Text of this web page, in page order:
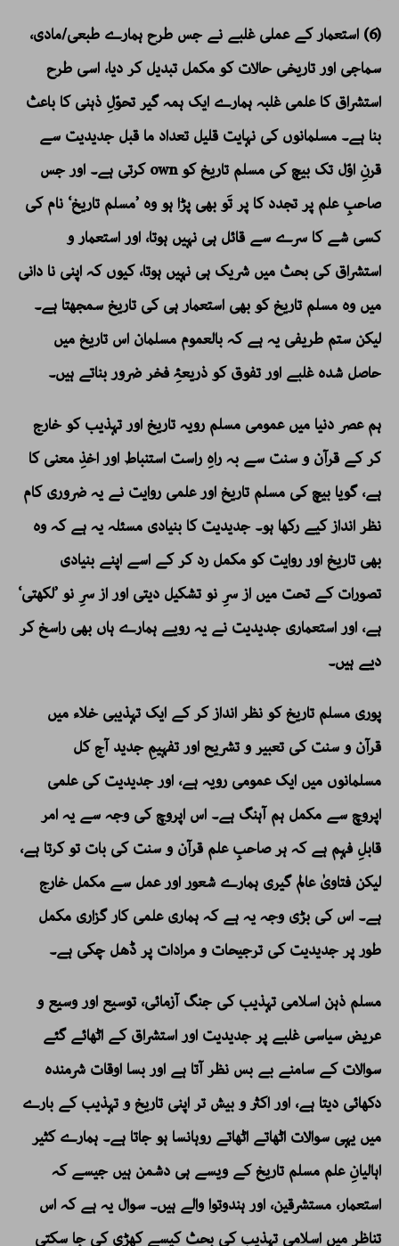
(6) استعمار کے عملی غلبے نے جس طرح ہمارے طبعی/مادی،
سماجی اور تاریخی حالات کو مکمل تبدیل کر دیا، اسی طرح
استشراق کا علمی غلبہ ہمارے ایک ہمہ گیر تحوّلِ ذہنی کا باعث
بنا ہے۔ مسلمانوں کی نہایت قلیل تعداد ما قبل جدیدیت سے
قرنِ اوّل تک بیچ کی مسلم تاریخ کو own کرتی ہے۔ اور جس
صاحبِ علم پر تجدد کا پر تَو بھی پڑا ہو وہ ’مسلم تاریخ‘ نام کی
کسی شے کا سرے سے قائل ہی نہیں ہوتا، اور استعمار و
استشراق کی بحث میں شریک ہی نہیں ہوتا، کیوں کہ اپنی نا دانی
میں وہ مسلم تاریخ کو بھی استعمار ہی کی تاریخ سمجھتا ہے۔
لیکن ستم طریفی یہ ہے کہ بالعموم مسلمان اس تاریخ میں
حاصل شدہ غلبے اور تفوق کو ذریعۂِ فخر ضرور بناتے ہیں۔
ہم عصر دنیا میں عمومی مسلم رویہ تاریخ اور تہذیب کو خارج
کر کے قرآن و سنت سے بہ راہِ راست استنباط اور اخذِ معنی کا
ہے، گویا بیچ کی مسلم تاریخ اور علمی روایت نے یہ ضروری کام
نظر انداز کیے رکھا ہو۔ جدیدیت کا بنیادی مسئلہ یہ ہے کہ وہ
بھی تاریخ اور روایت کو مکمل رد کر کے اسے اپنے بنیادی
تصورات کے تحت میں از سرِ نو تشکیل دیتی اور از سرِ نو ’لکھتی‘
ہے، اور استعماری جدیدیت نے یہ رویے ہمارے ہاں بھی راسخ کر
دیے ہیں۔
پوری مسلم تاریخ کو نظر انداز کر کے ایک تہذیبی خلاء میں
قرآن و سنت کی تعبیر و تشریح اور تفہیمِ جدید آج کل
مسلمانوں میں ایک عمومی رویہ ہے، اور جدیدیت کی علمی
اپروچ سے مکمل ہم آہنگ ہے۔ اس اپروچ کی وجہ سے یہ امر
قابلِ فہم ہے کہ ہر صاحبِ علم قرآن و سنت کی بات تو کرتا ہے،
لیکن فتاویٰ عالم گیری ہمارے شعور اور عمل سے مکمل خارج
ہے۔ اس کی بڑی وجہ یہ ہے کہ ہماری علمی کار گزاری مکمل
طور پر جدیدیت کی ترجیحات و مرادات پر ڈھل چکی ہے۔
مسلم ذہن اسلامی تہذیب کی جنگ آزمائی، توسیع اور وسیع و
عریض سیاسی غلبے پر جدیدیت اور استشراق کے اٹھائے گئے
سوالات کے سامنے بے بس نظر آتا ہے اور بسا اوقات شرمندہ
دکھائی دیتا ہے، اور اکثر و بیش تر اپنی تاریخ و تہذیب کے بارے
میں یہی سوالات اٹھاتے اٹھاتے روہانسا ہو جاتا ہے۔ ہمارے کثیر
اہالیانِ علم مسلم تاریخ کے ویسے ہی دشمن ہیں جیسے کہ
استعمار، مستشرقین، اور ہندوتوا والے ہیں۔ سوال یہ ہے کہ اس
تناظر میں اسلامی تہذیب کی بحث کیسے کھڑی کی جا سکتی